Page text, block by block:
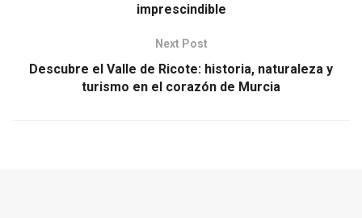
imprescindible
Next Post
Descubre el Valle de Ricote: historia, naturaleza y
turismo en el corazón de Murcia